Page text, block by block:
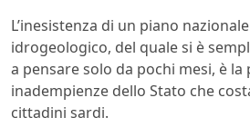
L’inesistenza di un piano
idrogeologico, del quale si è
a pensare solo da pochi mesi, è la
inadempienze dello Stato che
cittadini sardi.